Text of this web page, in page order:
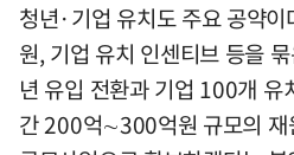
청년·기업 유치도 주요 공약
원, 기업 유치 인센티브 등을
년 유입 전환과 기업 100개 유
간 200억∼300억원 규모의 재